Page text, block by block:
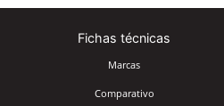
Fichas técnicas
Marcas
Comparativo